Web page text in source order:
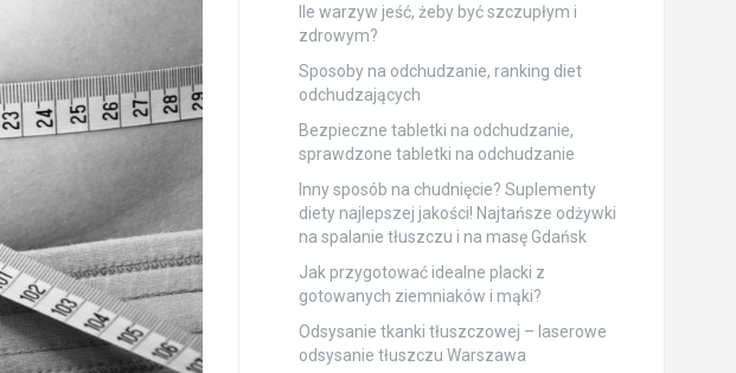
Ile warzyw jeść, żeby być szczupłym i
zdrowym?
Sposoby na odchudzanie, ranking diet
odchudzających
Bezpieczne tabletki na odchudzanie,
sprawdzone tabletki na odchudzanie
Inny sposób na chudnięcie? Suplementy
diety najlepszej jakości! Najtańsze odżywki
na spalanie tłuszczu i na masę Gdańsk
Jak przygotować idealne placki z
gotowanych ziemniaków i mąki?
Odsysanie tkanki tłuszczowej – laserowe
odsysanie tłuszczu Warszawa